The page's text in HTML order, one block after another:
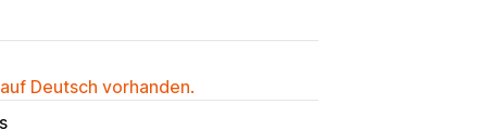
Deutsch vorhanden.